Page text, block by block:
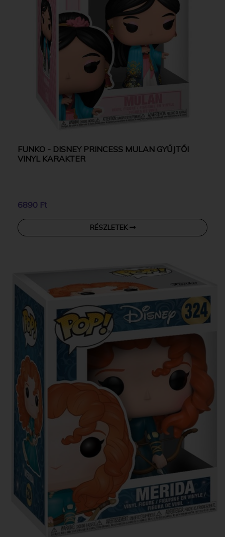
FUNKO - DISNEY PRINCESS MULAN GYŰJTŐI
VINYL KARAKTER
6890 Ft
RÉSZLETEK